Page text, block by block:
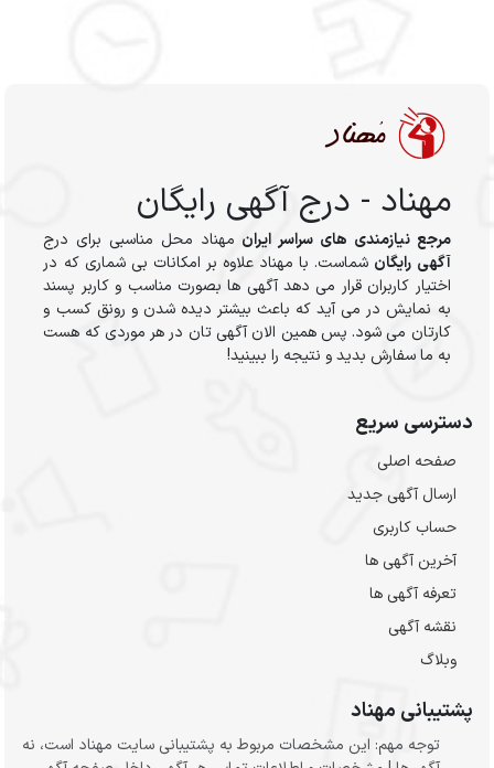
مهناد - درج آگهی رایگان
مرجع نیازمندی های سراسر ایران مهناد محل مناسبی برای درج
آگهی رایگان شماست. با مهناد علاوه بر امکانات بی شماری که در
اختیار کاربران قرار می دهد آگهی ها بصورت مناسب و کاربر پسند
به نمایش در می آید که باعث بیشتر دیده شدن و رونق کسب و
کارتان می شود. پس همین الان آگهی تان در هر موردی که هست
به ما سفارش بدید و نتیجه را ببینید!
دسترسی سریع
صفحه اصلی
ارسال‌ آگهی جدید
حساب کاربری
آخرین آگهی ها
تعرفه آگهی ها
نقشه آگهی
وبلاگ
پشتیبانی مهناد
توجه مهم: این مشخصات مربوط به پشتیبانی سایت مهناد است، نه